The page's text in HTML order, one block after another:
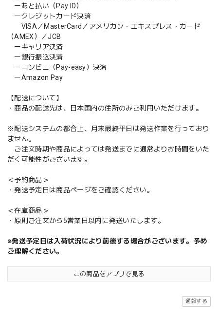
ーあと払い（Pay ID）
ークレジットカード決済
VISA／MasterCard／アメリカン・エキスプレス・カード
（AMEX）／JCB
ーキャリア決済
ー銀行振込決済
ーコンビニ（Pay-easy）決済
ーAmazon Pay
【配送について】
・商品の配送先は、日本国内の住所のみご利用いただけます。
※配送システムの都合上、月末最終平日は発送作業を行っており
ません。
ご注文時期や商品によっては発送までに通常よりお時間をいた
だく可能性がございます。
＜予約商品＞
・発送予定日は商品ページをご確認ください。
＜在庫商品＞
・原則ご注文から5営業日以内に発送いたします。
※発送予定日は入荷状況により前後する場合がございます。予め
ご理解ください。
この商品をアプリで見る
通報する